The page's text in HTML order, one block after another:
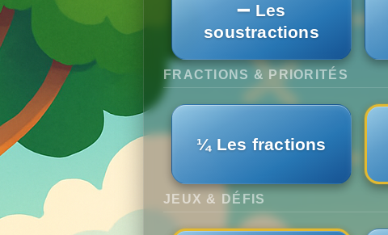
➖ Les
soustractions
FRACTIONS & PRIORITÉS
¼ Les fractions
JEUX & DÉFIS